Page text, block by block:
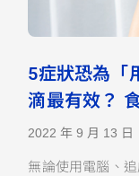
5症狀恐為「
滴最有效？
2022 年 9 月 13 日
無論使用電腦、